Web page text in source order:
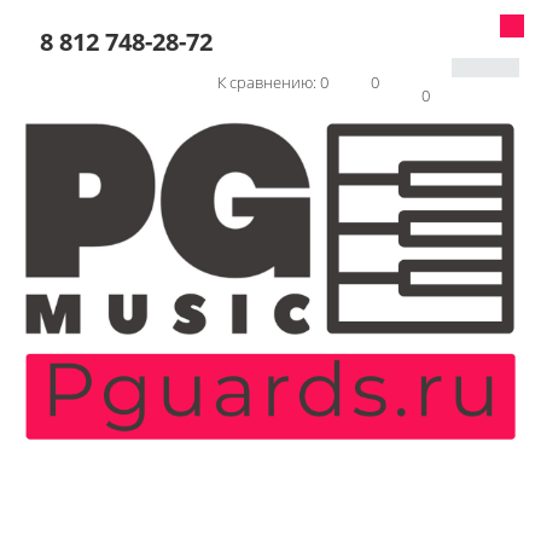
8 812 748-28-72
0
0
К сравнению: 0